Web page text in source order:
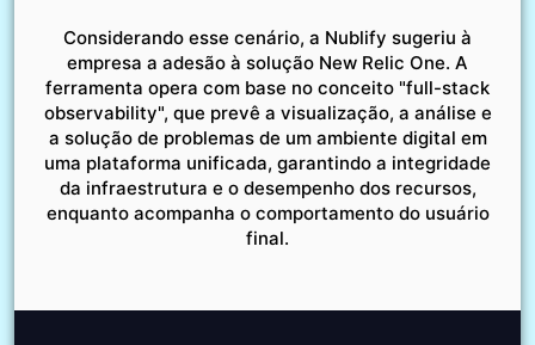
Considerando esse cenário, a Nublify sugeriu à
empresa a adesão à solução New Relic One. A
ferramenta opera com base no conceito "full-stack
observability", que prevê a visualização, a análise e
a solução de problemas de um ambiente digital em
uma plataforma unificada, garantindo a integridade
da infraestrutura e o desempenho dos recursos,
enquanto acompanha o comportamento do usuário
final.